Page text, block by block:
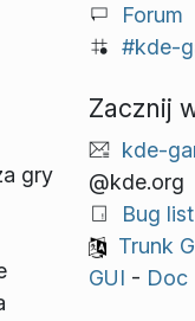
gry
Forum
#kde-
Zacznij
kde-
@kde.org
Bug list
Trunk
GUI - Doc